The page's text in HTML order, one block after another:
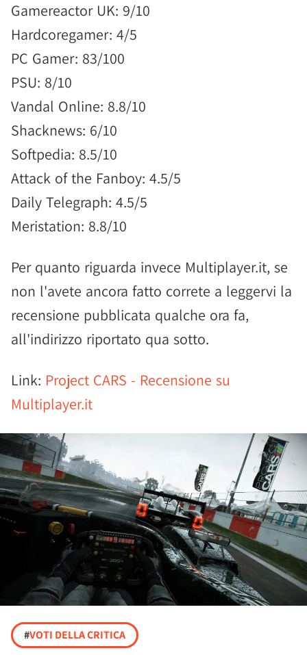
Gamereactor UK: 9/10
Hardcoregamer: 4/5
PC Gamer: 83/100
PSU: 8/10
Vandal Online: 8.8/10
Shacknews: 6/10
Softpedia: 8.5/10
Attack of the Fanboy: 4.5/5
Daily Telegraph: 4.5/5
Meristation: 8.8/10
Per quanto riguarda invece Multiplayer.it, se
non l'avete ancora fatto correte a leggervi la
recensione pubblicata qualche ora fa,
all'indirizzo riportato qua sotto.
Link: Project CARS - Recensione su
Multiplayer.it
#VOTI DELLA CRITICA